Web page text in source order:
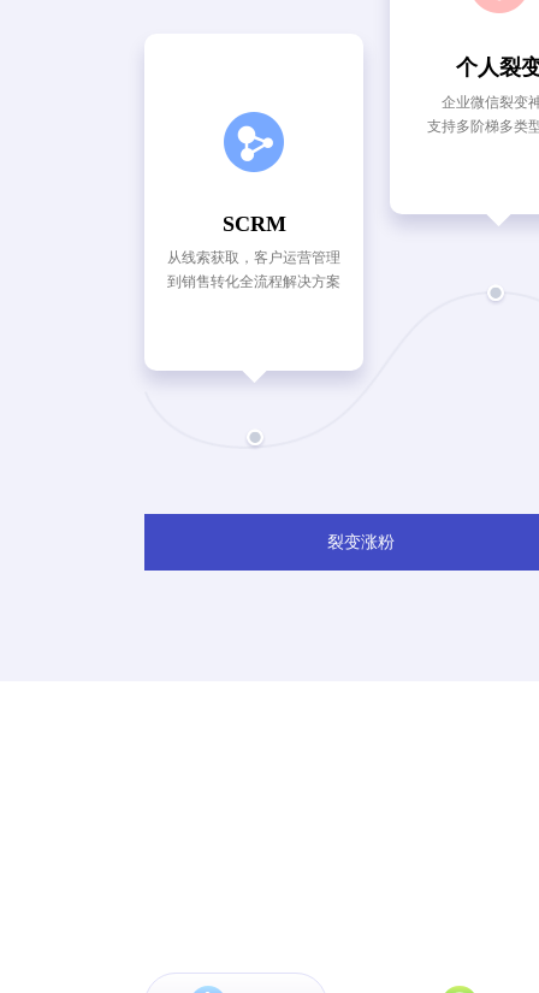
SCRM
从线索获取，客户运营管理
到销售转化全流程解决方案
个人裂
企业微信裂变
支持多阶梯多类
裂变涨粉